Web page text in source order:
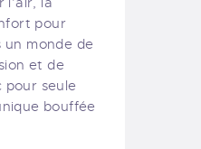
pour
un monde de
et de
pour seule
bouffée